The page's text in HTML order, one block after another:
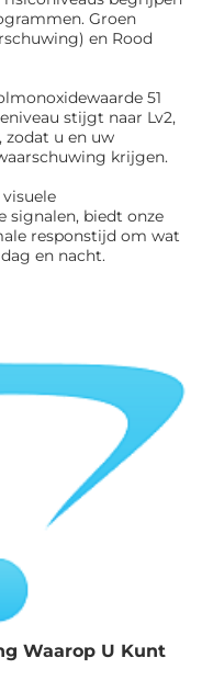
Groen
en Rood
51
stijgt naar Lv2,
zodat u en uw
krijgen.
signalen, biedt onze
responstijd om wat
en nacht.
Waarop U Kunt